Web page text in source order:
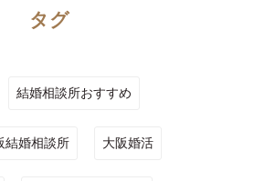
タグ
結婚相談所おすすめ
結婚相談所 大阪婚活